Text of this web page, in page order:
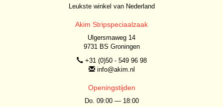
Leukste winkel van Nederland
Akim Stripspeciaalzaak
Ulgersmaweg 14
9731 BS Groningen
+31 (0)50 - 549 96 98
info@akim.nl
Openingstijden
Do. 09:00 — 18:00